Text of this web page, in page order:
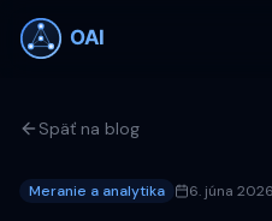
Späť na blog
Meranie a analytika 6. júna 2026